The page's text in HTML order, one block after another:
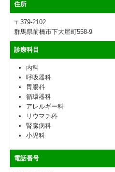
住所
〒379-2102
群馬県前橋市下大屋町558-9
診療科目
内科
呼吸器科
胃腸科
循環器科
アレルギー科
リウマチ科
腎臓病科
小児科
電話番号